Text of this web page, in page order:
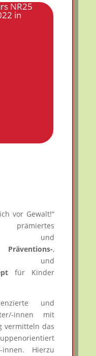
NR25
in
vor Gewalt!“
und
Präventions-,
und
für Kinder
und
innen mit
vermitteln das
Hierzu